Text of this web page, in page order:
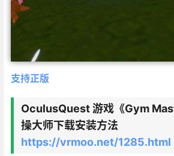
支持正版
OculusQuest 游戏《Gym
操大师下载安装方法
https://vrmoo.net/1285.html